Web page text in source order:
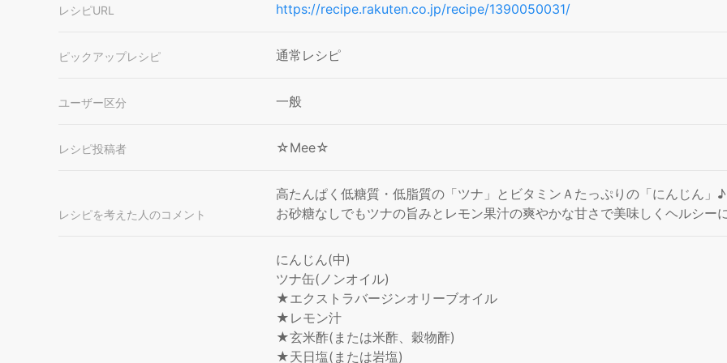
レシピURL https://recipe.rakuten.co.jp/recipe/1390050031/
ピックアップレシピ 通常レシピ
ユーザー区分 一般
レシピ投稿者 ☆Mee☆
レシピを考えた人のコメント
高たんぱく低糖質・低脂質の「ツナ」とビタミンＡたっぷりの「にんじん」♪
お砂糖なしでもツナの旨みとレモン果汁の爽やかな甘さで美味しくヘルシー
にんじん(中)
ツナ缶(ノンオイル)
★エクストラバージンオリーブオイル
★レモン汁
★玄米酢(または米酢、穀物酢)
★天日塩(または岩塩)